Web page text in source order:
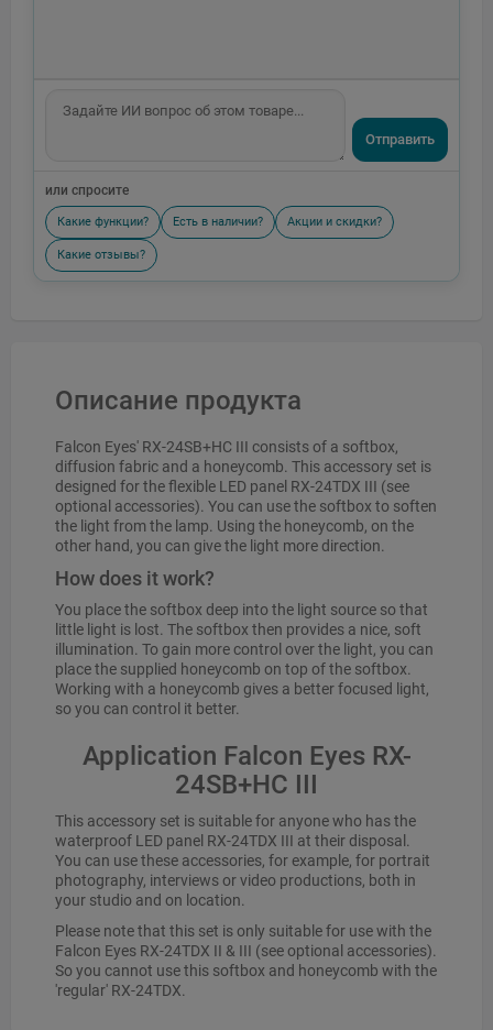
Отправить
или спросите
Какие функции? Есть в наличии? Акции и скидки?
Какие отзывы?
Описание продукта
Falcon Eyes' RX-24SB+HC III consists of a softbox,
diffusion fabric and a honeycomb. This accessory set is
designed for the flexible LED panel RX-24TDX III (see
optional accessories). You can use the softbox to soften
the light from the lamp. Using the honeycomb, on the
other hand, you can give the light more direction.
How does it work?
You place the softbox deep into the light source so that
little light is lost. The softbox then provides a nice, soft
illumination. To gain more control over the light, you can
place the supplied honeycomb on top of the softbox.
Working with a honeycomb gives a better focused light,
so you can control it better.
Application Falcon Eyes RX-
24SB+HC III
This accessory set is suitable for anyone who has the
waterproof LED panel RX-24TDX III at their disposal.
You can use these accessories, for example, for portrait
photography, interviews or video productions, both in
your studio and on location.
Please note that this set is only suitable for use with the
Falcon Eyes RX-24TDX II & III (see optional accessories).
So you cannot use this softbox and honeycomb with the
'regular' RX-24TDX.